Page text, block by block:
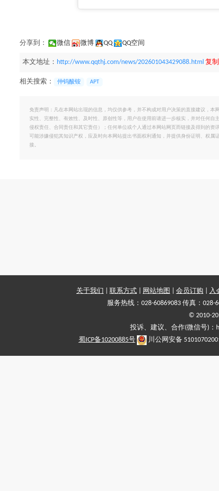
分享到： 微信 微博 QQ QQ空间
本文地址： http://www.qqthj.com/news/202601043429088.html 复
相关搜索： 仲钨酸铵 APT
免责声明：凡在本网站出现的信息，均仅供参考，并不构成对用户决策的直接建议，
实性、完整性、有效性、及时性、原创性等，用户在使用前请进一步核实，并对任何
侵权责任、合同责任和其它责任）；任何单位或个人通过本网站网页而链接及得到的
可能涉嫌侵犯其知识产权，应及时向本网站提出书面权利通知，并提供身份证明、权
接。
关于我们 联系方式 网站地图 会员订购
入
服务热线：028-60869083 传真：028-
© 2010-
投诉、建议、合作(微信号)
蜀ICP备10200885号
川公网安备